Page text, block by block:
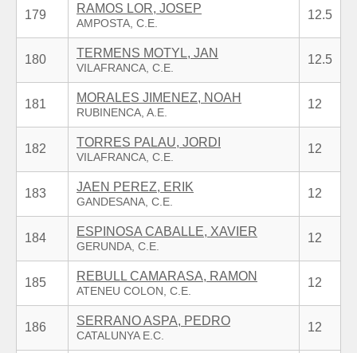
179 RAMOS LOR, JOSEP 12.5
180 TERMENS MOTYL, JAN 12.5
181 MORALES JIMENEZ, NOAH 12
182 TORRES PALAU, JORDI 12
183 JAEN PEREZ, ERIK 12
184 ESPINOSA CABALLE, XAVIER 12
185 REBULL CAMARASA, RAMON 12
186 SERRANO ASPA, PEDRO 12